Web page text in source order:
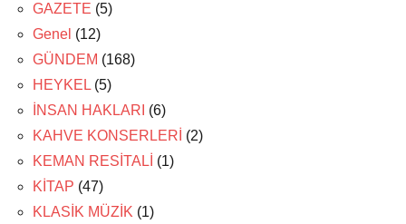
GAZETE (5)
Genel (12)
GÜNDEM (168)
HEYKEL (5)
İNSAN HAKLARI (6)
KAHVE KONSERLERİ (2)
KEMAN RESİTALİ (1)
KİTAP (47)
KLASİK MÜZİK (1)